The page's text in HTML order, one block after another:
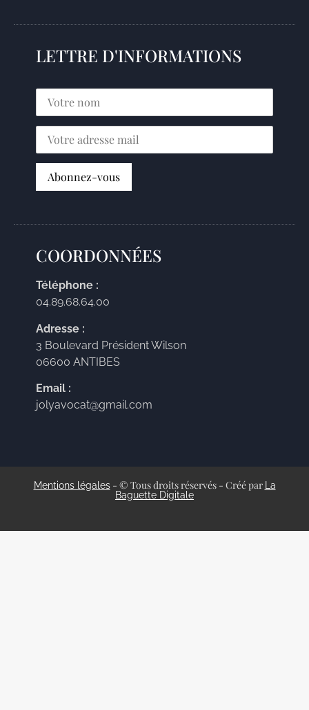
LETTRE D'INFORMATIONS
COORDONNÉES
Téléphone :
04.89.68.64.00
Adresse :
3 Boulevard Président Wilson
06600 ANTIBES
Email :
jolyavocat@gmail.com
Mentions légales- © Tous droits réservés - Créé par La
Baguette Digitale